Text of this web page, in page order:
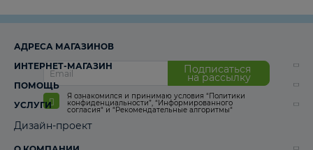
Подписаться
на рассылку
Я ознакомился и принимаю условия “Политики
конфиденциальности”, “Информированного
согласия“ и “Рекомендательные алгоритмы“
АДРЕСА МАГАЗИНОВ
ИНТЕРНЕТ-МАГАЗИН
ПОМОЩЬ
УСЛУГИ
Дизайн-проект